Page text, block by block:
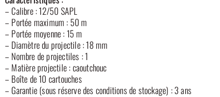
– Calibre : 12/50 SAPL
– Portée maximum : 50 m
– Portée moyenne : 15 m
– Diamètre du projectile : 18 mm
– Nombre de projectiles : 1
– Matière projectile : caoutchouc
– Boîte de 10 cartouches
– Garantie (sous réserve des conditions de stockage) : 3 ans